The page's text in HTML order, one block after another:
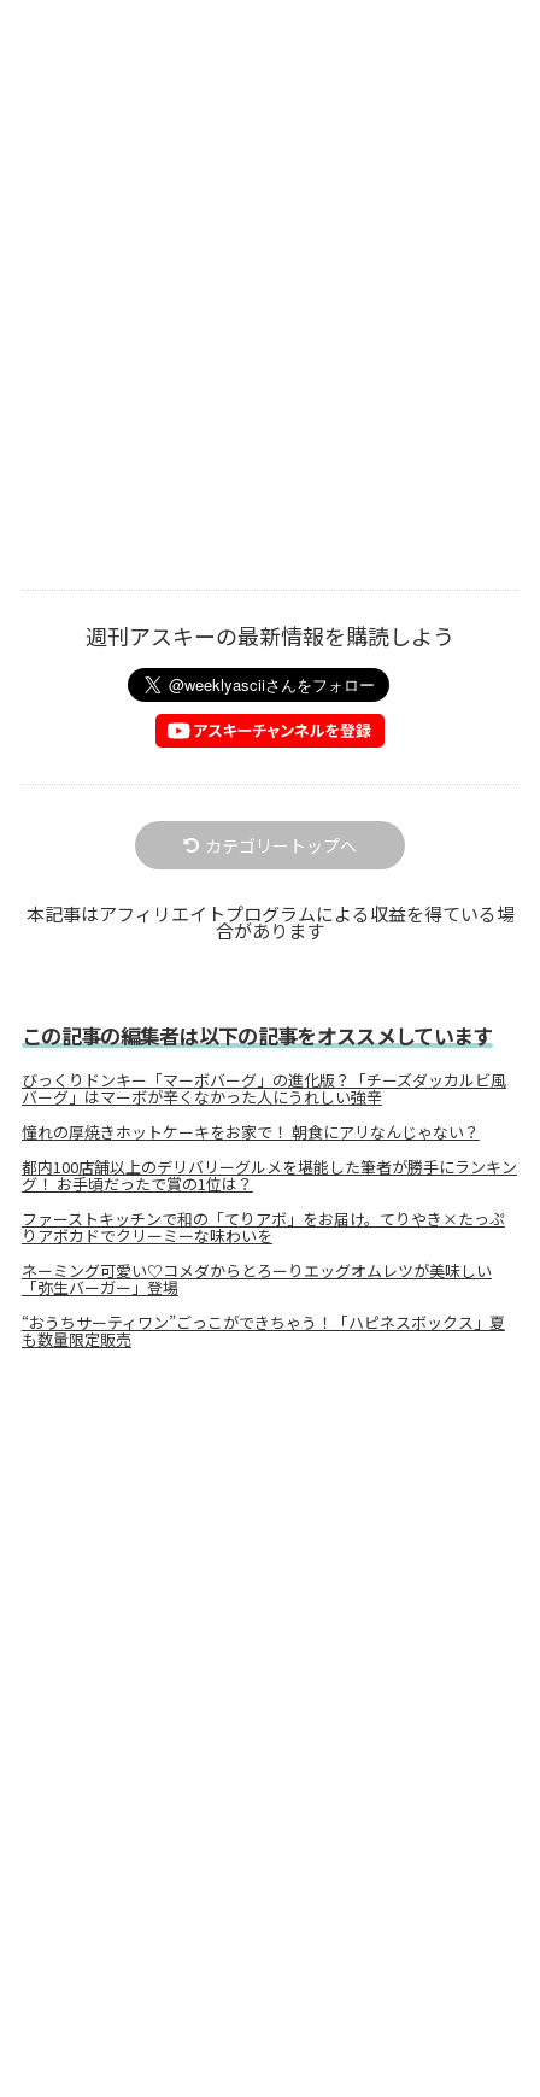
週刊アスキーの最新情報を購読しよう
カテゴリートップへ
本記事はアフィリエイトプログラムによる収益を得ている場
合があります
この記事の編集者は以下の記事をオススメしています
びっくりドンキー「マーボバーグ」の進化版？「チーズダッカルビ風
バーグ」はマーボが辛くなかった人にうれしい強辛
憧れの厚焼きホットケーキをお家で！ 朝食にアリなんじゃない？
都内100店舗以上のデリバリーグルメを堪能した筆者が勝手にランキン
グ！ お手頃だったで賞の1位は？
ファーストキッチンで和の「てりアボ」をお届け。てりやき×たっぷ
りアボカドでクリーミーな味わいを
ネーミング可愛い♡コメダからとろーりエッグオムレツが美味しい
「弥生バーガー」登場
“おうちサーティワン”ごっこができちゃう！「ハピネスボックス」夏
も数量限定販売